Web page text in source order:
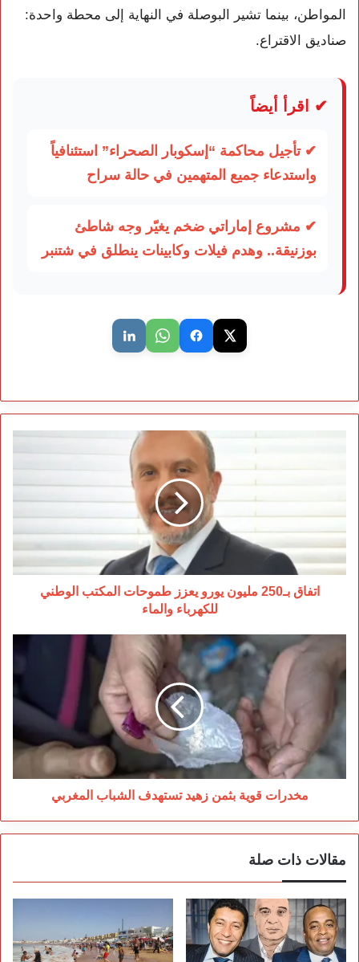
المواطن، بينما تشير البوصلة في النهاية إلى محطة واحدة:
صناديق الاقتراع.
✔ اقرأ أيضاً
✔ تأجيل محاكمة “إسكوبار الصحراء” استئنافياً
واستدعاء جميع المتهمين في حالة سراح
✔ مشروع إماراتي ضخم يغيّر وجه شاطئ
بوزنيقة.. وهدم فيلات وكابينات ينطلق في شتنبر
مليون
يعزز
طموحات
المكتب
الوطني
للكهرباء
والماء
اتفاق بـ250 مليون يورو يعزز طموحات المكتب الوطني
للكهرباء والماء
مخدرات
قوية
بثمن
تستهدف
الشباب
المغربي
مخدرات قوية بثمن زهيد تستهدف الشباب المغربي
مقالات ذات صلة